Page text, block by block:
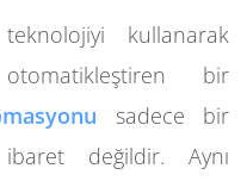
kullanarak
bir
sadece bir
değildir. Aynı